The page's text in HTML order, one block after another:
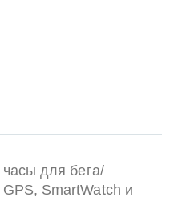
для бега/
SmartWatch и